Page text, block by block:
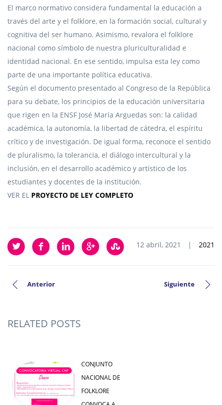
El marco normativo considera fundamental la educación a
través del arte y el folklore, en la formación social, cultural y
cognitiva del ser humano. Asimismo, revalora el folklore
nacional como símbolo de nuestra pluriculturalidad e
identidad nacional. En ese sentido, impulsa esta ley como
parte de una importante política educativa.
Según el documento presentado al Congreso de la República
para su debate, los principios de la educación universitaria
que rigen en la ENSF José María Arguedas son: la calidad
académica, la autonomía, la libertad de cátedra, el espíritu
crítico y de investigación. De igual forma, reconoce el sentido
de pluralismo, la tolerancia, el diálogo intercultural y la
inclusión, en el desarrollo académico y artístico de los
estudiantes y docentes de la institución.
VER EL PROYECTO DE LEY COMPLETO
12 abril, 2021 | 2021
Anterior Siguiente
RELATED POSTS
CONJUNTO
NACIONAL DE
FOLKLORE